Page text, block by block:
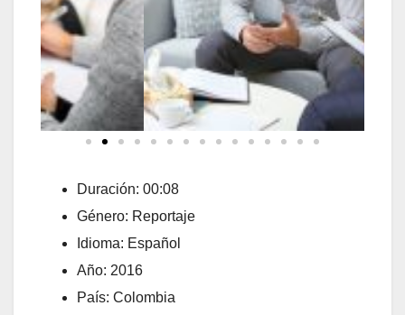
Duración: 00:08
Género: Reportaje
Idioma: Español
Año: 2016
País: Colombia